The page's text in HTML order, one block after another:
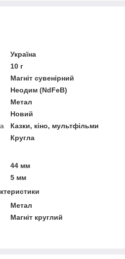
Україна
10 г
Магніт сувенірний
Неодим (NdFeB)
Метал
Новий
Казки, кіно, мультфільми
Кругла
44 мм
5 мм
Метал
Магніт круглий